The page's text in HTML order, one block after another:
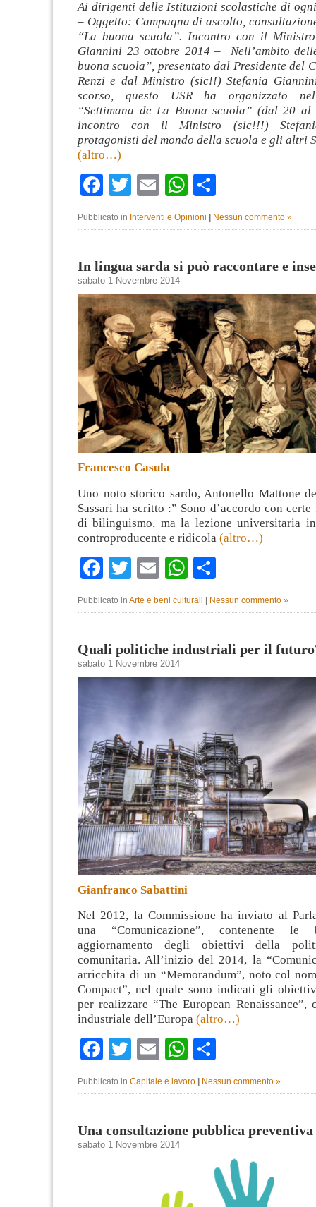
Ai dirigenti delle Istituzioni scolastiche di
– Oggetto: Campagna di ascolto,
“La buona scuola”. Incontro con il
Giannini 23 ottobre 2014 – Nell’ambito
buona scuola”, presentato dal Presidente del
Renzi e dal Ministro (sic!!) Stefania
scorso, questo USR ha organizzato
“Settimana de La Buona scuola” (dal 20
incontro con il Ministro (sic!!!)
protagonisti del mondo della scuola e gli altri
(altro…)
Facebook
TwitterEmailWhatsApp
Pubblicato in Interventi e Opinioni Nessun commento »
In lingua sarda si può raccontare e
sabato 1 Novembre 2014
Francesco Casula
Uno noto storico sardo, Antonello Mattone
Sassari ha scritto :” Sono d’accordo con
di bilinguismo, ma la lezione universitaria
controproducente e ridicola (altro…)
Facebook
Twitter
EmailWhatsApp
Pubblicato in Arte e beni culturali | Nessun commento »
Quali politiche industriali per il
sabato 1 Novembre 2014
Gianfranco Sabattini
Nel 2012, la Commissione ha inviato al
una “Comunicazione”, contenente
aggiornamento degli obiettivi della
comunitaria. All’inizio del 2014, la
arricchita di un “Memorandum”, noto col
Compact”, nel quale sono indicati gli
per realizzare “The European Renaissance”,
industriale dell’Europa (altro…)
Facebook
TwitterEmailWhatsApp
Pubblicato in Capitale e lavoro Nessun commento »
Una consultazione pubblica preventiva
sabato 1 Novembre 2014